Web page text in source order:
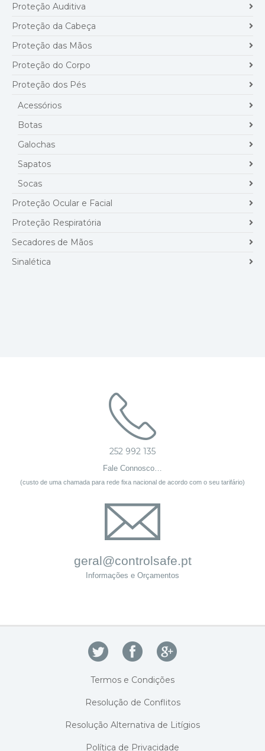
Proteção Auditiva
Proteção da Cabeça
Proteção das Mãos
Proteção do Corpo
Proteção dos Pés
Acessórios
Botas
Galochas
Sapatos
Socas
Proteção Ocular e Facial
Proteção Respiratória
Secadores de Mãos
Sinalética
252 992 135
Fale Connosco…
(custo de uma chamada para rede fixa nacional de acordo com o seu tarifário)
geral@controlsafe.pt
Informações e Orçamentos
Termos e Condições
Resolução de Conflitos
Resolução Alternativa de Litígios
Política de Privacidade